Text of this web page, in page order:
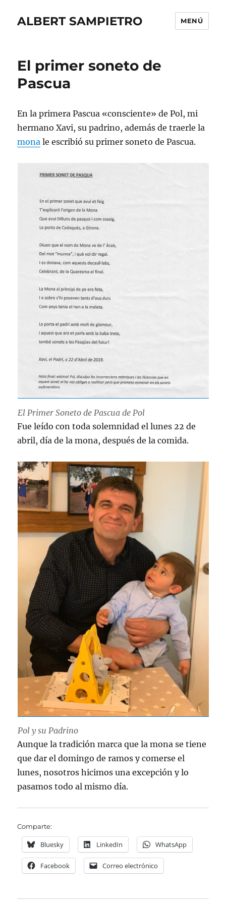
ALBERT SAMPIETRO MENÚ
El primer soneto de
Pascua
En la primera Pascua «consciente» de Pol, mi
hermano Xavi, su padrino, además de traerle la
mona le escribió su primer soneto de Pascua.
El Primer Soneto de Pascua de Pol
Fue leído con toda solemnidad el lunes 22 de
abril, día de la mona, después de la comida.
Pol y su Padrino
Aunque la tradición marca que la mona se tiene
que dar el domingo de ramos y comerse el
lunes, nosotros hicimos una excepción y lo
pasamos todo al mismo día.
Comparte:
Bluesky LinkedIn WhatsApp
Facebook Correo electrónico